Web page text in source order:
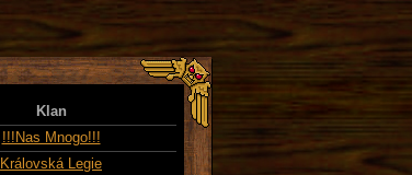
Klan
!!!Nas Mnogo!!!
Královská Legie